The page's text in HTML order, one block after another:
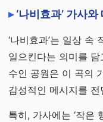
‘나비효과’ 가사와
‘나비효과’는 일상 속
일으킨다는 의미를
수인 공원은 이 곡의
감성적인 메시지를 전
특히, 가사에는 ‘작은